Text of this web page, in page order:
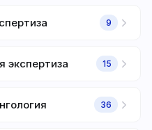
9
экспертиза 15
36